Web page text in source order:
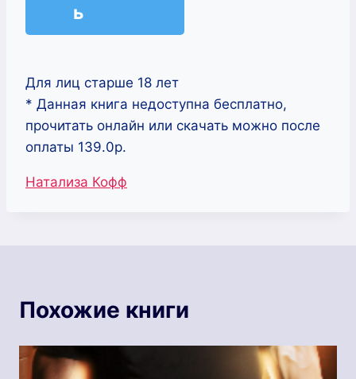
ь
Для лиц старше 18 лет
* Данная книга недоступна бесплатно,
прочитать онлайн или скачать можно после
оплаты 139.0р.
Метки
Натализа Кофф
Похожие книги